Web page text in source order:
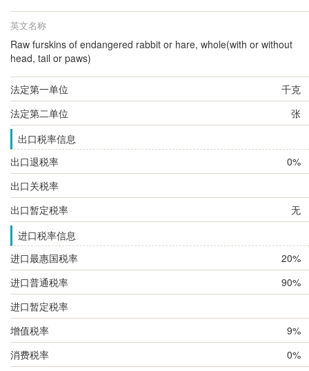
英文名称
Raw furskins of endangered rabbit or hare, whole(with or without
head, tail or paws)
法定第一单位
千克
法定第二单位
张
出口税率信息
出口退税率
0%
出口关税率
出口暂定税率
无
进口税率信息
进口最惠国税率
20%
进口普通税率
90%
进口暂定税率
增值税率
9%
消费税率
0%